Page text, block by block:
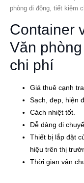
phòng di động, tiết kiệm
Container
Văn
chi phí
Giá thuê cạnh
Sạch, đẹp, hiện
Cách nhiệt tốt.
Dễ dàng di
Thiết bị lắp đặt
hiệu trên thị
Thời gian vận